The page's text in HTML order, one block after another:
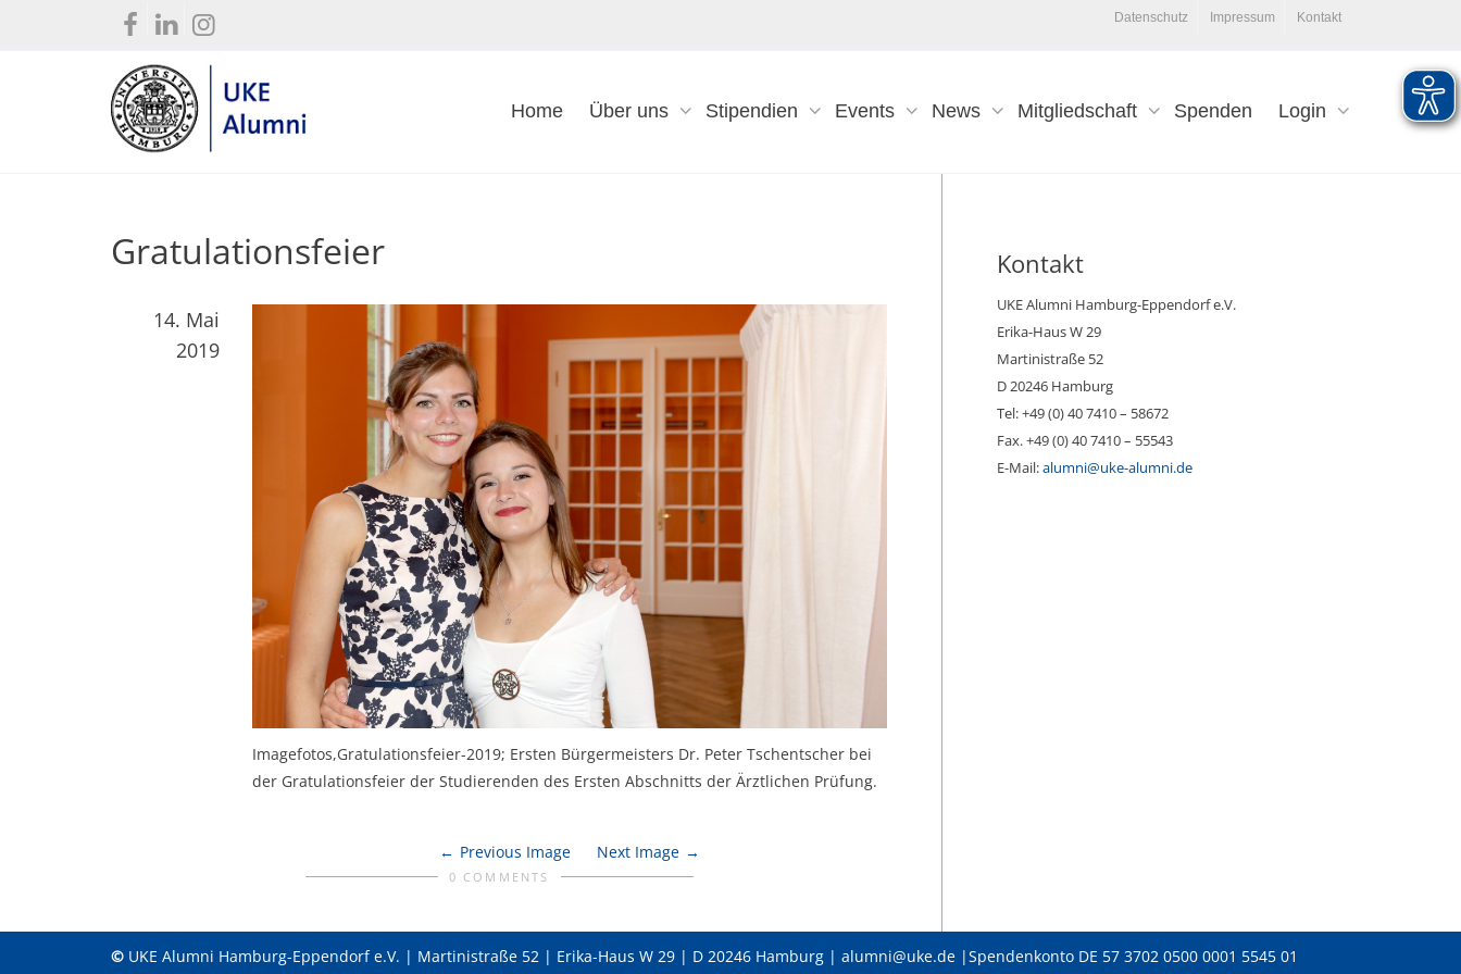
Datenschutz Impressum Kontakt
Home Über uns Stipendien Events News Mitgliedschaft Spenden Login
Gratulationsfeier
14. Mai
2019
Imagefotos,Gratulationsfeier-2019; Ersten Bürgermeisters Dr. Peter Tschentscher bei
der Gratulationsfeier der Studierenden des Ersten Abschnitts der Ärztlichen Prüfung.
Previous Image Next Image
0 COMMENTS
Kontakt
UKE Alumni Hamburg-Eppendorf e.V.
Erika-Haus W 29
Martinistraße 52
D 20246 Hamburg
Tel: +49 (0) 40 7410 – 58672
Fax. +49 (0) 40 7410 – 55543
E-Mail:alumni@uke-alumni.de
© UKE Alumni Hamburg-Eppendorf e.V. | Martinistraße 52 | Erika-Haus W 29 | D 20246 Hamburg | alumni@uke.de |Spendenkonto DE 57 3702 0500 0001 5545 01